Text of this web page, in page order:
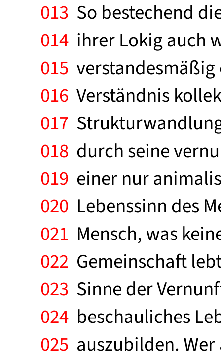
013 So bestechend
014 ihrer Lokig auch
015
016 Verständnis
017
018 durch seine
019 einer nur
020 Lebenssinn des
021 Mensch, was
022 Gemeinschaft
023 Sinne der
024 beschauliches
025 auszubilden.